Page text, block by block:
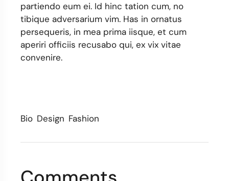
partiendo eum ei. Id hinc tation cum, no
tibique adversarium vim. Has in ornatus
persequeris, in mea prima iisque, et cum
aperiri officiis recusabo qui, ex vix vitae
convenire.
Bio Design Fashion